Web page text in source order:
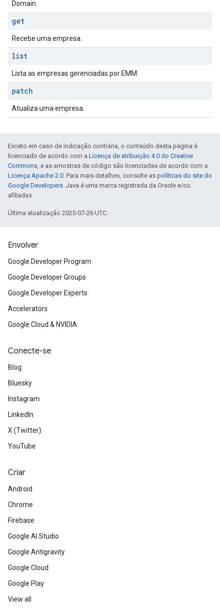
Domain.
get
Recebe uma empresa.
list
Lista as empresas gerenciadas por EMM.
patch
Atualiza uma empresa.
Exceto em caso de indicação contrária, o conteúdo desta página é
licenciado de acordo com a Licença de atribuição 4.0 do Creative
Commons, e as amostras de código são licenciadas de acordo com a
Licença Apache 2.0. Para mais detalhes, consulte as políticas do site do
Google Developers. Java é uma marca registrada da Oracle e/ou
afiliadas.
Última atualização 2025-07-26 UTC.
Envolver
Google Developer Program
Google Developer Groups
Google Developer Experts
Accelerators
Google Cloud & NVIDIA
Conecte-se
Blog
Bluesky
Instagram
LinkedIn
X (Twitter)
YouTube
Criar
Android
Chrome
Firebase
Google AI Studio
Google Antigravity
Google Cloud
Google Play
View all